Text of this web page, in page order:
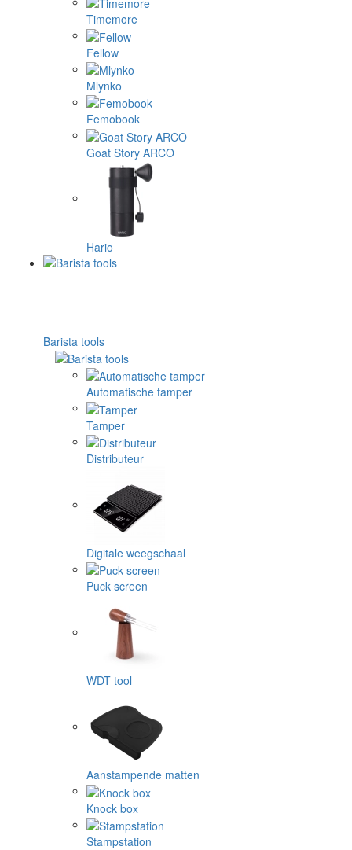
Timemore
Fellow
Mlynko
Femobook
Goat Story ARCO
Hario
Barista tools
Automatische tamper
Tamper
Distributeur
Digitale weegschaal
Puck screen
WDT tool
Aanstampende matten
Knock box
Stampstation